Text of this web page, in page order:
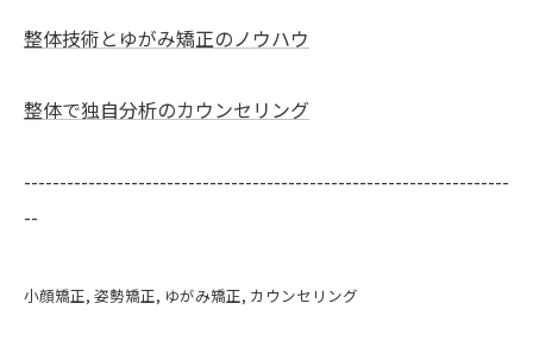
整体技術とゆがみ矯正のノウハウ
整体で独自分析のカウンセリング
--------------------------------------------------------------------
--
小顔矯正 姿勢矯正 ゆがみ矯正 カウンセリング